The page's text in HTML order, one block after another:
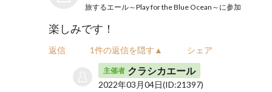
旅するエール～Play for the Blue Ocean～ に参加
楽しみです！
返信 1件の返信を隠す▲ シェア
主催者 クラシカエール
2022年03月04日(ID:21397)